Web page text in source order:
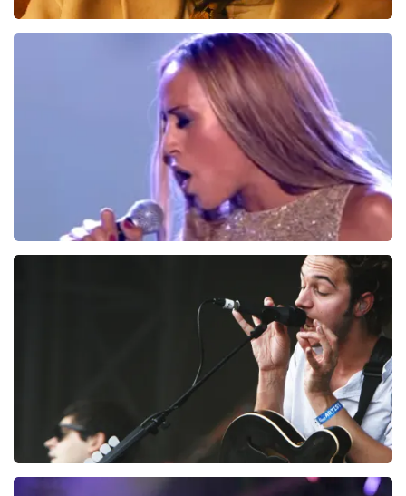
laatste 30 minuten